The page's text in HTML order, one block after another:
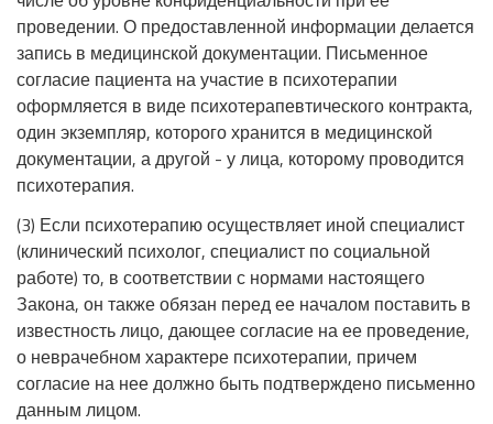
проведении. О предоставленной информации делается
запись в медицинской документации. Письменное
согласие пациента на участие в психотерапии
оформляется в виде психотерапевтического контракта,
один экземпляр, которого хранится в медицинской
документации, а другой - у лица, которому проводится
психотерапия.
(3) Если психотерапию осуществляет иной специалист
(клинический психолог, специалист по социальной
работе) то, в соответствии с нормами настоящего
Закона, он также обязан перед ее началом поставить в
известность лицо, дающее согласие на ее проведение,
о неврачебном характере психотерапии, причем
согласие на нее должно быть подтверждено письменно
данным лицом.